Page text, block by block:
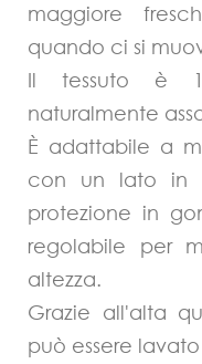
maggiore
quando ci si
Il tessuto è
naturalmente
È adattabile a
con un lato in
protezione in
regolabile per
altezza.
Grazie all'alta
può essere